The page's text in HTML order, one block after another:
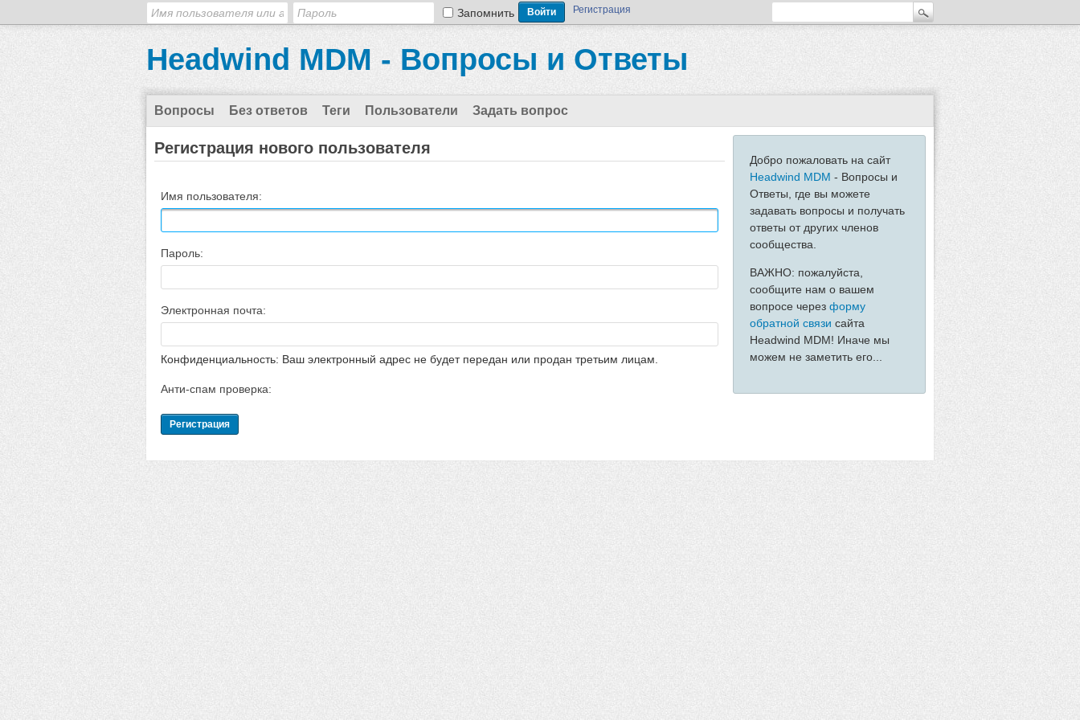
Запомнить Регистрация
Headwind MDM - Вопросы и Ответы
Вопросы Без ответов Теги Пользователи Задать вопрос
Добро пожаловать на сайт
Headwind MDM - Вопросы и
Ответы, где вы можете
задавать вопросы и получать
ответы от других членов
сообщества.
ВАЖНО: пожалуйста,
сообщите нам о вашем
вопросе через форму
обратной связи сайта
Headwind MDM! Иначе мы
можем не заметить его...
Регистрация нового пользователя
Имя пользователя:
Пароль:
Электронная почта:
Конфиденциальность: Ваш электронный адрес не будет передан или продан третьим лицам.
Анти-спам проверка: